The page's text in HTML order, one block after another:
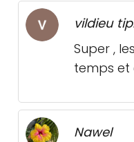
vildieu
Super ,
temps et
Nawel